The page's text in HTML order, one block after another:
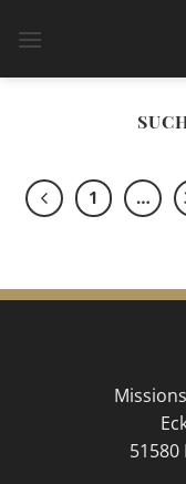
Inhalt
1 …